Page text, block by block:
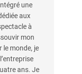
une
aux
à
mon
le monde, je
ans. Je